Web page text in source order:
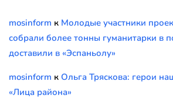
mosinform к Молодые участники
собрали более тонны гуманитарки в
доставили в «Эспаньолу»
mosinform к Ольга Тряскова: герои
«Лица района»